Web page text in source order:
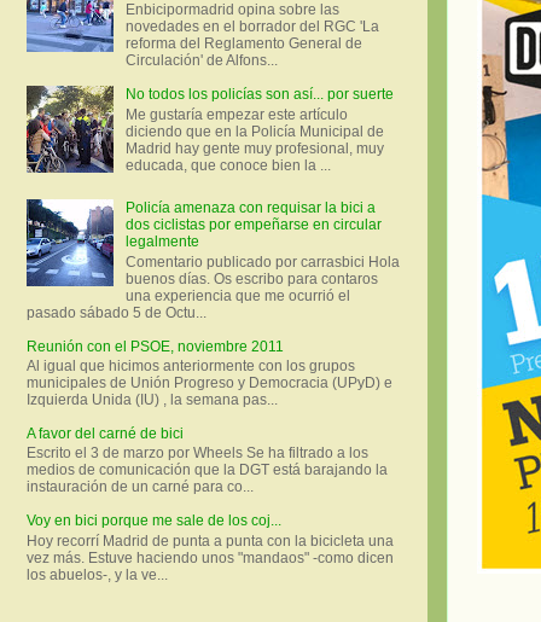
Enbicipormadrid opina sobre las
novedades en el borrador del RGC 'La
reforma del Reglamento General de
Circulación' de Alfons...
No todos los policías son así... por suerte
Me gustaría empezar este artículo
diciendo que en la Policía Municipal de
Madrid hay gente muy profesional, muy
educada, que conoce bien la ...
Policía amenaza con requisar la bici a
dos ciclistas por empeñarse en circular
legalmente
Comentario publicado por carrasbici Hola
buenos días. Os escribo para contaros
una experiencia que me ocurrió el
pasado sábado 5 de Octu...
Reunión con el PSOE, noviembre 2011
Al igual que hicimos anteriormente con los grupos
municipales de Unión Progreso y Democracia (UPyD) e
Izquierda Unida (IU) , la semana pas...
A favor del carné de bici
Escrito el 3 de marzo por Wheels Se ha filtrado a los
medios de comunicación que la DGT está barajando la
instauración de un carné para co...
Voy en bici porque me sale de los coj...
Hoy recorrí Madrid de punta a punta con la bicicleta una
vez más. Estuve haciendo unos "mandaos" -como dicen
los abuelos-, y la ve...